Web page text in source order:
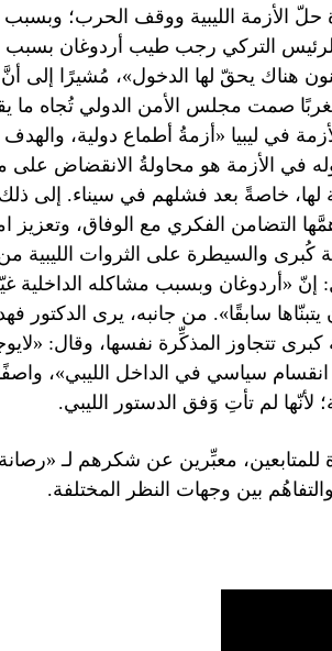
الأزمة الليبية ووقف الحرب؛
الرئيس التركي رجب طيب أردوغان
هناك يحقّ لها الدخول»، مُشيرًا إلى
صمت مجلس الأمن الدولي تُجاه ما
في ليبيا «أزمةُ أطماع دولية،
في الأزمة هو محاولةُ الانقضاض على
لها، خاصةً بعد فشلهم في سيناء. إلى
التضامن الفكري مع الوفاق، وتعزيز
والسيطرة على الثروات الليبية
«أردوغان وبسبب مشاكله الداخلية
سابقًا». من جانبه، يرى الدكتور
كبرى تتجاوز المذكِّرة نفسها، وقال:
سياسي في الداخل الليبي»،
لأنّها لم تأتِ وَفق الدستور الليبي.
للمتابعين، معبِّرين عن شكرهم لـ
بين وجهات النظر المختلفة.